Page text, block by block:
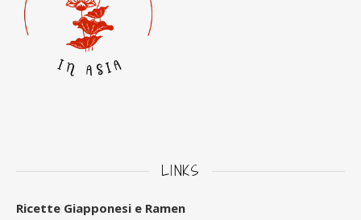
LINKS
Ricette Giapponesi e Ramen